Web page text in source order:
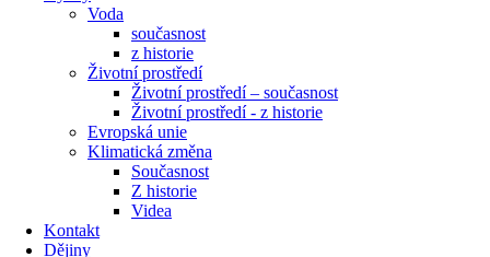
Voda
současnost
z historie
Životní prostředí
Životní prostředí – současnost
Životní prostředí ​- z historie
Evropská unie
Klimatická změna
Současnost
Z historie
Videa
Kontakt
Dějiny